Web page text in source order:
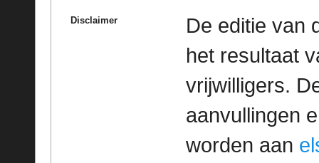
Disclaimer
De editie van
het resultaat
vrijwilligers.
aanvullingen
worden aan